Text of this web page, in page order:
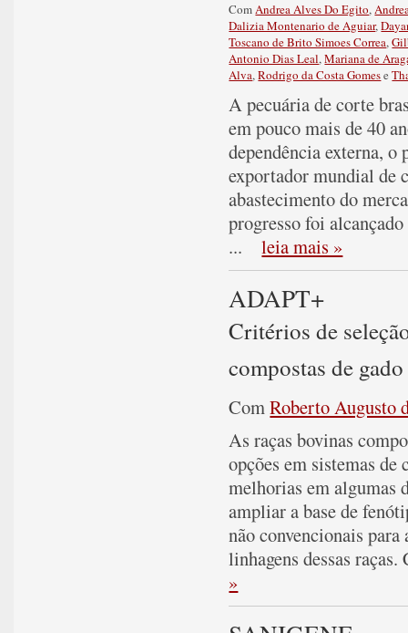
ComAndrea Alves Do Egito,
Dalizia Montenario de Aguiar,
Toscano de Brito Simoes Correa,
Antonio Dias Leal,Mariana de
Alva,Rodrigo da Costa Gomese
A pecuária de corte
em pouco mais de 40
dependência externa, o
exportador mundial de
abastecimento do
progresso foi
...
leia mais »
ADAPT+
Critérios de
compostas de
ComRoberto Augusto
As raças bovinas
opções em sistemas
melhorias em algumas
ampliar a base de
não convencionais
linhagens dessas
»